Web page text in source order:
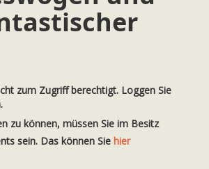
zum Zugriff berechtigt. Loggen Sie
zu können, müssen Sie im Besitz
sein. Das können Sie hier